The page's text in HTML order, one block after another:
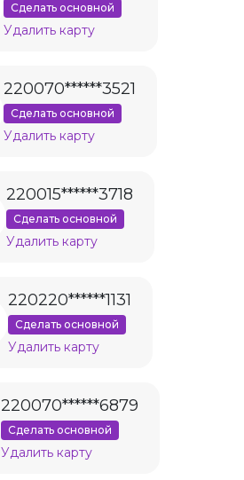
Сделать основной
Удалить карту
220070******3521
Сделать основной
Удалить карту
220015******3718
Сделать основной
Удалить карту
220220******1131
Сделать основной
Удалить карту
220070******6879
Сделать основной
Удалить карту